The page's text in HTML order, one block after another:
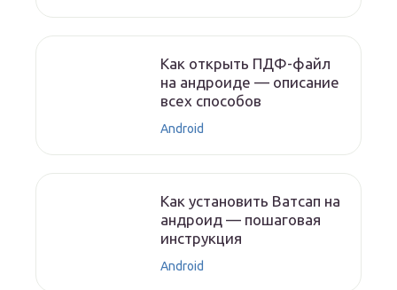
Как открыть ПДФ-файл
на андроиде — описание
всех способов
Android
Как установить Ватсап на
андроид — пошаговая
инструкция
Android